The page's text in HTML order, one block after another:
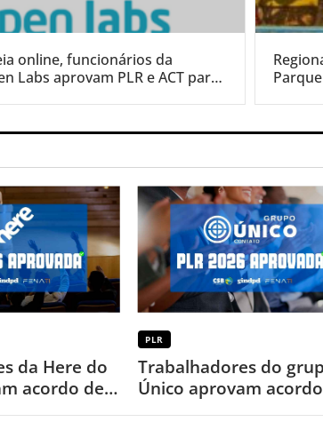
online, funcionários da
Labs aprovam PLR e ACT para
da Here do
acordo de
PLR
Trabalhadores do
Único aprovam
PLR 2026